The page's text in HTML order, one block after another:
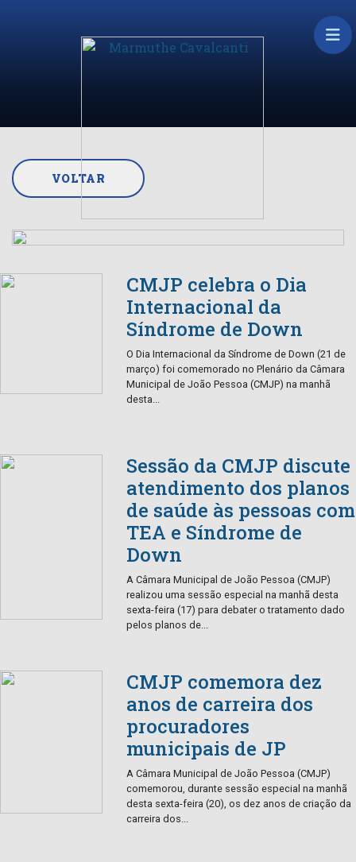
VOLTAR
CMJP celebra o Dia
Internacional da
Síndrome de Down
O Dia Internacional da Síndrome de Down (21 de
março) foi comemorado no Plenário da Câmara
Municipal de João Pessoa (CMJP) na manhã
desta...
Sessão da CMJP discute
atendimento dos planos
de saúde às pessoas com
TEA e Síndrome de
Down
A Câmara Municipal de João Pessoa (CMJP)
realizou uma sessão especial na manhã desta
sexta-feira (17) para debater o tratamento dado
pelos planos de...
CMJP comemora dez
anos de carreira dos
procuradores
municipais de JP
A Câmara Municipal de João Pessoa (CMJP)
comemorou, durante sessão especial na manhã
desta sexta-feira (20), os dez anos de criação da
carreira dos...